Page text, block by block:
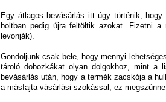
Egy átlagos bevásárlás itt úgy történik,
boltban pedig újra feltöltik azokat. Fizetni
levonják).
Gondoljunk csak bele, hogy mennyi
tároló dobozkákat olyan dolgokhoz, mint a
bevásárlás után, hogy a termék zacskója a
a másfajta vásárlási szokással, ez megszűnne.